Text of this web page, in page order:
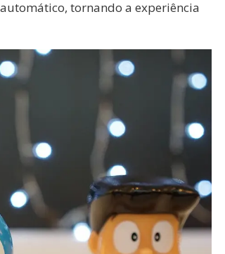
tornando a experiência